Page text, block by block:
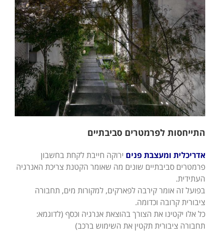
התייחסות לפרמטרים סביבתיים
אדריכלית ומעצבת פנים ירוקה חייבת לקחת בחשבון
פרמטרים סביבתיים שונים מה שאומר הקטנת צריכת האנרגיה
העתידית.
בפועל זה אומר קירבה לפארקים, למקורות מים, תחבורה
ציבורית קרובה וכדומה.
כל אלו יקטינו את הצורך בהוצאת אנרגיה וכסף (לדוגמא:
תחבורה ציבורית תקטין את השימוש ברכב)